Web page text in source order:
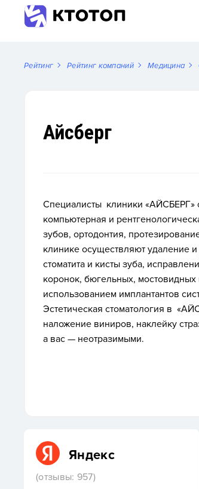
Рейтинг Рейтинг компаний Медицина
Айсберг
Специалисты клиники «АЙСБЕРГ»
компьютерная и
зубов, ортодонтия,
клинике осуществляют удаление
стоматита и кисты зуба,
коронок, бюгельных,
использованием имплантантов
Эстетическая стоматология в
наложение виниров, наклейку
а вас — неотразимыми.
Яндекс
(отзывы: 957)